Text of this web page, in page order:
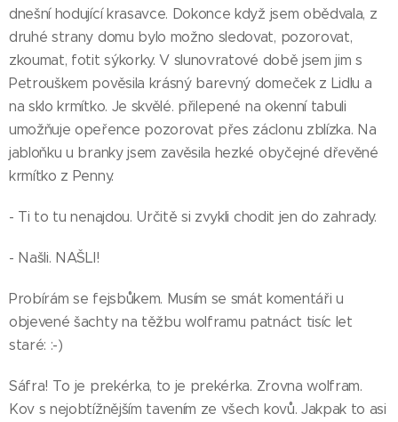
dnešní hodující krasavce. Dokonce když jsem obědvala, z
druhé strany domu bylo možno sledovat, pozorovat,
zkoumat, fotit sýkorky. V slunovratové době jsem jim s
Petrouškem pověsila krásný barevný domeček z Lidlu a
na sklo krmítko. Je skvělé. přilepené na okenní tabuli
umožňuje opeřence pozorovat přes záclonu zblízka. Na
jabloňku u branky jsem zavěsila hezké obyčejné dřevěné
krmítko z Penny.
- Ti to tu nenajdou. Určitě si zvykli chodit jen do zahrady.
- Našli. NAŠLI!
Probírám se fejsbůkem. Musím se smát komentáři u
objevené šachty na těžbu wolframu patnáct tisíc let
staré: :-)
Sáfra! To je prekérka, to je prekérka. Zrovna wolfram.
Kov s nejobtížnějším tavením ze všech kovů. Jakpak to asi